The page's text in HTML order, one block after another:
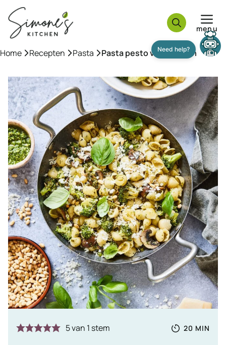
naar
inhoud
menu
Home »Recepten »Pasta »Pasta pesto vegetarisch
5van 1 stem
Totale
20 MIN